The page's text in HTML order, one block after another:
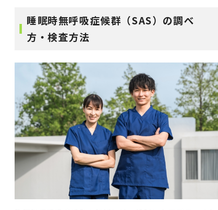
睡眠時無呼吸症候群（SAS）の調べ
方・検査方法